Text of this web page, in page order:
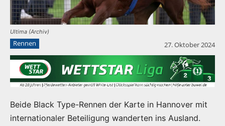
Ultima (Archiv)
Rennen 27. Oktober 2024
Beide Black Type-Rennen der Karte in Hannover mit
internationaler Beteiligung wanderten ins Ausland.